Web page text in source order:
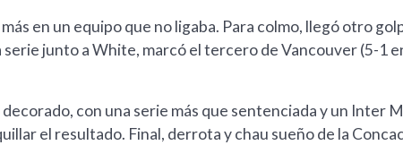
en un equipo que no ligaba. Para colmo, llegó otro
junto a White, marcó el tercero de Vancouver (5-1
con una serie más que sentenciada y un Inter
el resultado. Final, derrota y chau sueño de la